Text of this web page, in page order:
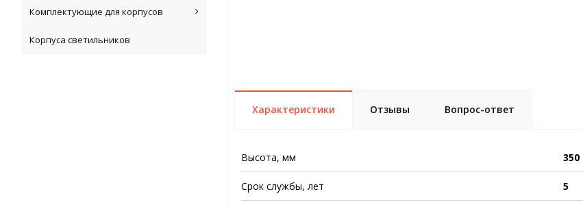
Комплектующие для корпусов
Корпуса светильников
Характеристики Отзывы Вопрос-ответ
Высота, мм 350
Срок службы, лет 5